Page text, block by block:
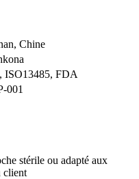
Chine
ISO13485, FDA
001
stérile ou adapté aux
client